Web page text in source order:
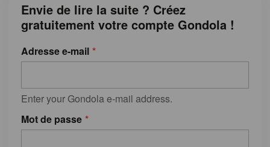
Envie de lire la suite ? Créez
gratuitement votre compte Gondola !
Adresse e-mail
Enter your Gondola e-mail address.
Mot de passe